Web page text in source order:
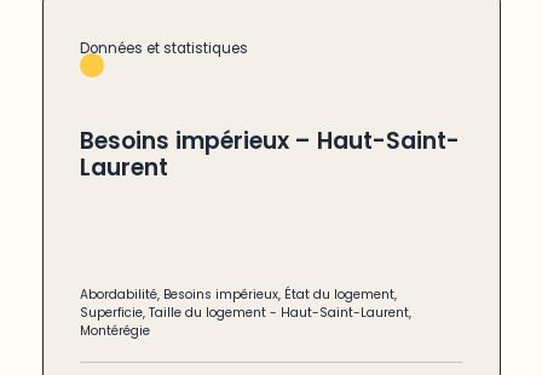
Données et statistiques
Besoins impérieux – Haut-Saint-
Laurent
Abordabilité, Besoins impérieux, État du logement,
Superficie,Taille du logement - Haut-Saint-Laurent,
Montérégie